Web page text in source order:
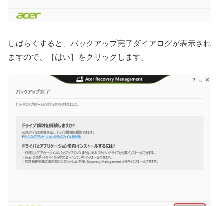
しばらくすると、バックアップ完了ダイアログが表示され
ますので、［はい］をクリックします。